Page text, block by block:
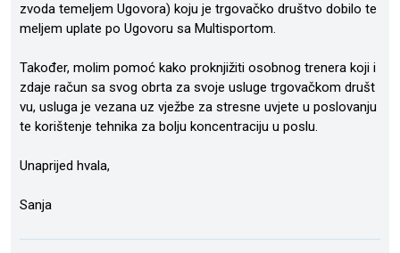
zvoda temeljem Ugovora) koju je trgovačko društvo dobilo te
meljem uplate po Ugovoru sa Multisportom.
Također, molim pomoć kako proknjižiti osobnog trenera koji i
zdaje račun sa svog obrta za svoje usluge trgovačkom društ
vu, usluga je vezana uz vježbe za stresne uvjete u poslovanju
te korištenje tehnika za bolju koncentraciju u poslu.
Unaprijed hvala,
Sanja